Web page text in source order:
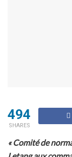
494
SHARES
« Comité de